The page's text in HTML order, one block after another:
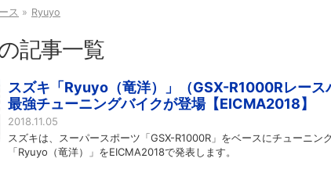
ス Ryuyo
記事一覧
スズキ「Ryuyo（竜洋）」（GSX-R1000Rレース
最強チューニングバイクが登場【EICMA2018】
2018.11.05
スズキは、スーパースポーツ「GSX-R1000R」をベースにチューニン
「Ryuyo（竜洋）」をEICMA2018で発表します。